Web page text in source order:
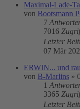
Maximal-Lade-
von Bootsmann
7
7016
Letzter
07 Mär
ERWIN... und
von B-Marlins »
1
3365
Letzter